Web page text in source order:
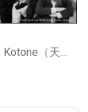
[ニュース] 96猫, HIMEHINA, KMNZ, Kotone（天神 子兎音）, MaiR, Tacitly, V.W.P, VALIS, VESPERBELL, おめがシスターズ, かしこまり, しぐれうい, ときのそら, エーテル・クレスエンティア, ココロヤミ, ゴールドシップ (CV. 上田 瞳), ヒヅキミウ, ミツルギリア, ミライアカリ, ヰ世界情緒, 不知火フレア, 周防パトラ, 因幡はねる, 堰代ミコ, 夏色まつり, 天音かなた, 奏みみ, 宗谷いちか, 富士葵, 尾丸ポルカ, 幸祜, 星川サラ, 星街すいせい, 春猿火, 朝ノ瑠璃, 桃鈴ねね, 犬山たまき, 獅子神レオナ, 獅白ぼたん, 理芽, 白雪みしろ, 神楽 めあ, 花譜, 花鋏キョウ, 雪花ラミィ, 龍ヶ崎リン